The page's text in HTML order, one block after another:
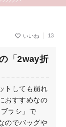
13
「2way折
トしても崩れ
おすすめなの
ラシ」で
のでバッグや